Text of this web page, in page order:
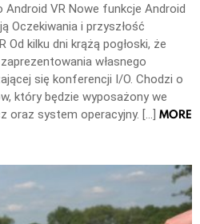
VR Nowe funkcje Android
Oczekiwania i przyszłość
Od kilku dni krążą pogłoski, że
własnego
się konferencji I/O. Chodzi o
który będzie wyposażony we
oraz system operacyjny. […] MORE